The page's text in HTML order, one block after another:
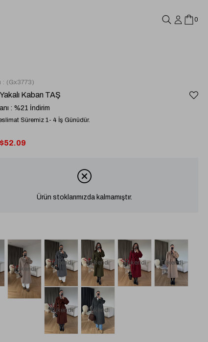
0
(Gx3773)
Kaban TAŞ
: %21 İndirim
Süremiz 1- 4 İş Günüdür.
$52.09
Ürün stoklarımızda kalmamıştır.
Tükendi
Tükendi Tükendi Tükendi Tükendi
Tükendi Tükendi